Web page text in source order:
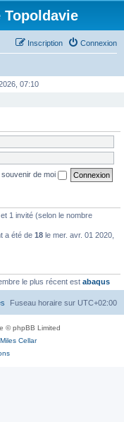
Connexion
Inscription
07:10
souvenir de moi
1 invité (selon le nombre
a été de 18 le mer. avr. 01 2020,
le plus récent est abaqus
Fuseau horaire sur UTC+02:00
© phpBB Limited
Miles Cellar